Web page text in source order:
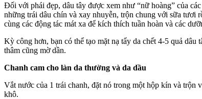
Đối với phái đẹp, dâu tây được xem như “nữ hoàng” của
những trái dâu chín và xay nhuyễn, trộn chung với sữa tươi
cùng các động tác mát xa để kích thích tuần hoàn và các
Kỳ công hơn, bạn có thể tạo mặt nạ tẩy da chết 4-5 quả
thâm cũng mờ dần.
Chanh cam cho làn da thường và da dầu
Vắt nước của 1 trái chanh, đặt nó trong một hộp kín và trộn
khô.